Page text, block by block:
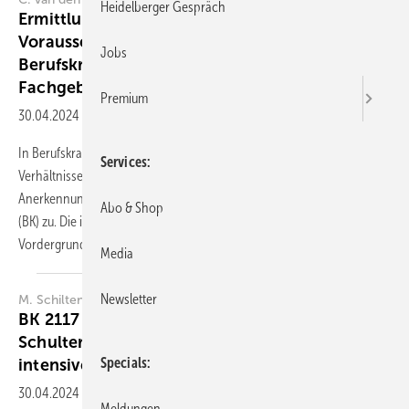
Ermittlung der arbeitstechnischen
Voraussetzungen für die neuen
Berufskrankheiten auf orthopädischem
Fachgebiet
30.04.2024
In Berufskrankheitenverfahren kommt den Ermittlungen zu den
Verhältnissen am Arbeitsplatz eine zentrale Bedeutung für die
Anerkennung bzw. Ablehnung einer Erkrankung als Berufskrankheit
(BK) zu. Die individuelle Einwirkungsermittlung steht dabei immer im
Vordergrund. Weil
neben...
M. Schiltenwolf
BK 2117 - Sehnenschädigung im
Schulterbereich durch langjährige und
intensive Belastung der
30.04.2024
Heidelberger Gespräch
Jobs
Premium
Services
Abo & Shop
Media
Newsletter
Specials